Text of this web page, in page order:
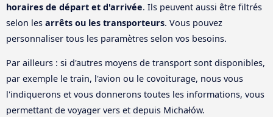
horaires de départ et d'arrivée. Ils peuvent aussi être filtrés
selon les arrêts ou les transporteurs. Vous pouvez
personnaliser tous les paramètres selon vos besoins.
Par ailleurs : si d'autres moyens de transport sont disponibles,
par exemple le train, l'avion ou le covoiturage, nous vous
l'indiquerons et vous donnerons toutes les informations, vous
permettant de voyager vers et depuis Michałów.